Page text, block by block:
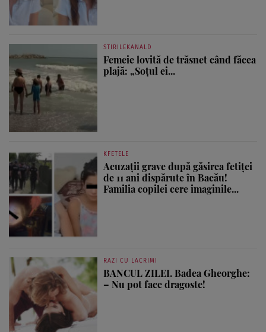
STIRILEKANALD
Femeie lovită de trăsnet când făcea
plajă: „Soțul ei...
KFETELE
Acuzații grave după găsirea fetiței
de 11 ani dispărute în Bacău!
Familia copilei cere imaginile...
RAZI CU LACRIMI
BANCUL ZILEI. Badea Gheorghe:
– Nu pot face dragoste!